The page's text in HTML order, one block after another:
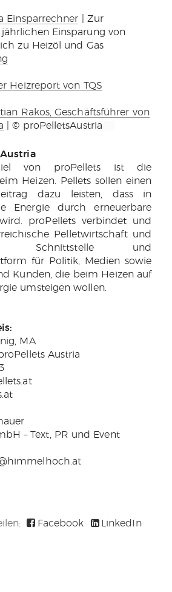
Einsparrechner | Zur
Einsparung von
zu Heizöl und Gas
Heizreport von TQS
Rakos, Geschäftsführer von
|© proPelletsAustria
von proPellets ist die
Heizen. Pellets sollen einen
dazu leisten, dass in
Energie durch erneuerbare
proPellets verbindet und
Pelletwirtschaft und
und
für Politik, Medien sowie
Kunden, die beim Heizen auf
umsteigen wollen.
MA
Austria
– Text, PR und Event
Facebook
LinkedIn